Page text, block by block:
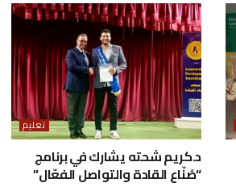
تعليم
د.كريم شحته يشارك في برنامج
“صُنّاع القادة والتواصل الفعّال”